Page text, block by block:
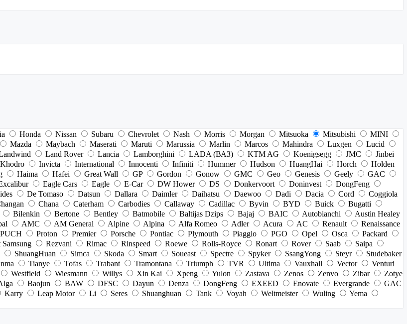
Honda Nissan Subaru Chevrolet Nash Morris Morgan Mitsuoka Mitsubishi
MINI
Mazda Maybach Maserati Maruti Marussia Marlin Marcos Mahindra Luxgen
Lucid
Land Rover Lancia Lamborghini LADA (ВАЗ) KTM AG Koenigsegg JMC
Jinbei
Invicta International Innocenti Infiniti Hummer Hudson HuangHai Horch
Holden
Haima Hafei Great Wall GP Gordon Gonow GMC Geo Genesis Geely
GAC
Eagle Cars Eagle E-Car DW Hower DS Donkervoort Doninvest
DongFeng
De Tomaso Datsun Dallara Daimler Daihatsu Daewoo Dadi Dacia Cord
Coggiola
Chana Caterham Carbodies Callaway Cadillac Byvin BYD Buick
Bugatti
Bilenkin Bertone Bentley Batmobile Baltijas Dzips Bajaj BAIC Autobianchi
Austin Healey
AMC AM General Alpine Alpina Alfa Romeo Adler Acura AC Renault
Renaissance
PUCH Proton Premier Porsche Pontiac Plymouth Piaggio PGO Opel Osca
Packard
Samsung Rezvani Rimac Rinspeed Roewe Rolls-Royce Ronart Rover Saab
Saipa
ShuangHuan Simca Skoda Smart Soueast Spectre Spyker SsangYong Steyr
Studebaker
Tianye Tofas Trabant Tramontana Triumph TVR Ultima Vauxhall Vector
Venturi
Westfield Wiesmann Willys Xin Kai Xpeng Yulon Zastava Zenos Zenvo Zibar
Zotye
Baojun BAW DFSC Dayun Denza DongFeng EXEED Enovate Evergrande
GAC
Karry Leap Motor Li Seres Shuanghuan Tank Voyah Weltmeister Wuling
Yema